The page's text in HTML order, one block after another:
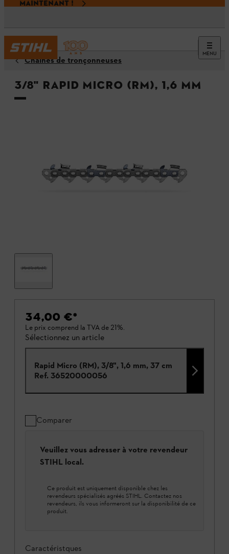
MAINTENANT !
MENU
Chaînes de tronçonneuses
3/8" Rapid Micro (RM), 1,6 mm
34,00 €*
Le prix comprend la TVA de 21%.
Sélectionnez un article
Rapid Micro (RM), 3/8", 1,6 mm, 37 cm
Ref. 36520000056
Comparer
Veuillez vous adresser à votre revendeur
STIHL local.
Ce produit est uniquement disponible chez les
revendeurs spécialisés agréés STIHL. Contactez nos
revendeurs, ils vous informeront sur la disponibilité de ce
produit.
Caractéristques